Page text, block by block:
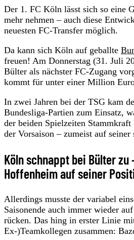
Der 1. FC Köln lässt sich so eine
mehr nehmen – auch diese
neuesten FC-Transfer möglich.
Da kann sich Köln auf geballte
freuen! Am Donnerstag (31. Juli
Bülter als nächster FC-Zugang
kommt für unter einer Million
In zwei Jahren bei der TSG kam
Bundesliga-Partien zum Einsatz,
der beiden Spielzeiten
der Vorsaison – zumeist auf
Köln schnappt bei Bülter zu
Hoffenheim auf seiner
Allerdings musste der variabel
Saisonende auch immer wieder
rücken. Das hing in erster Linie
Ex-)Teamkollegen zusammen: